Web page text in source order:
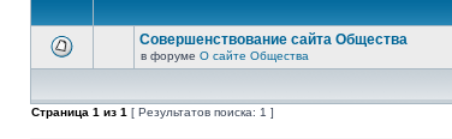
Совершенствование сайта Общества
в форуме О сайте Общества
Страница 1 из 1 [ Результатов поиска: 1 ]